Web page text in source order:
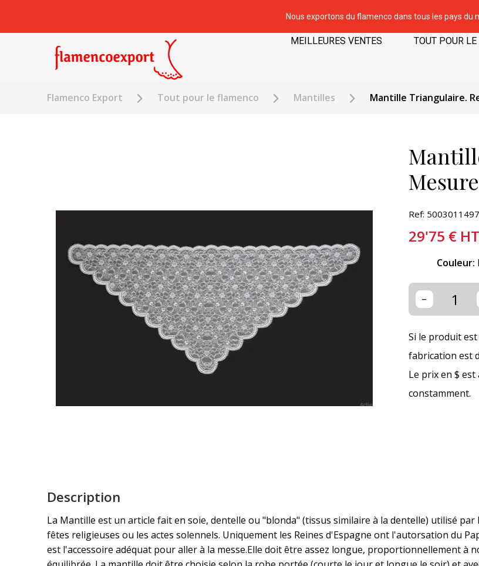
Nous exportons du flamenco dans tous les pays du
MEILLEURES VENTES TOUT POUR
Flamenco Export Tout pour le flamenco Mantilles Mantille Triangulaire.
Ref:
29'75 € HT
Couleur:
-
Si le produit
fabrication est
Le prix en $
constamment.
Description
La Mantille est un article fait en soie, dentelle ou "blonda" (tissus similaire à la dentelle) utilisé
fêtes religieuses ou les actes solennels. Uniquement les Reines d'Espagne ont l'autorsation du
est l'accessoire adéquat pour aller à la messe.Elle doit être assez longue, proportionnellement